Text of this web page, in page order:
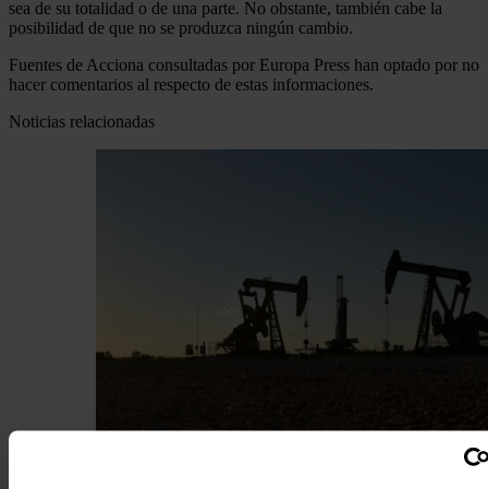
sea de su totalidad o de una parte. No obstante, también cabe la
posibilidad de que no se produzca ningún cambio.
Fuentes de Acciona consultadas por Europa Press han optado por no
hacer comentarios al respecto de estas informaciones.
Noticias relacionadas